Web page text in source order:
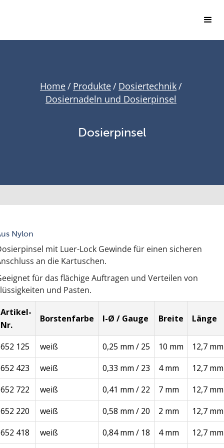
Home/ Produkte/ Dosiertechnik/
Dosiernadeln und Dosierpinsel
Dosierpinsel
Nylon
mit Luer-Lock Gewinde für einen sicheren
an die Kartuschen.
für das flächige Auftragen und Verteilen von
und Pasten.
Artikel-
Nr.
Borstenfarbe I-Ø / Gauge Breite Länge
652 125 weiß 0,25 mm / 25 10 mm
12,7 mm
652 423
weiß 0,33 mm / 23 4 mm
12,7 mm
652 722
weiß 0,41 mm / 22 7 mm
12,7 mm
652 220
weiß 0,58 mm / 20 2 mm
12,7 mm
652 418
weiß 0,84 mm / 18 4 mm 12,7 mm